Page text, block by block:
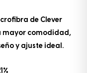
de Clever
mayor comodidad,
y ajuste ideal.